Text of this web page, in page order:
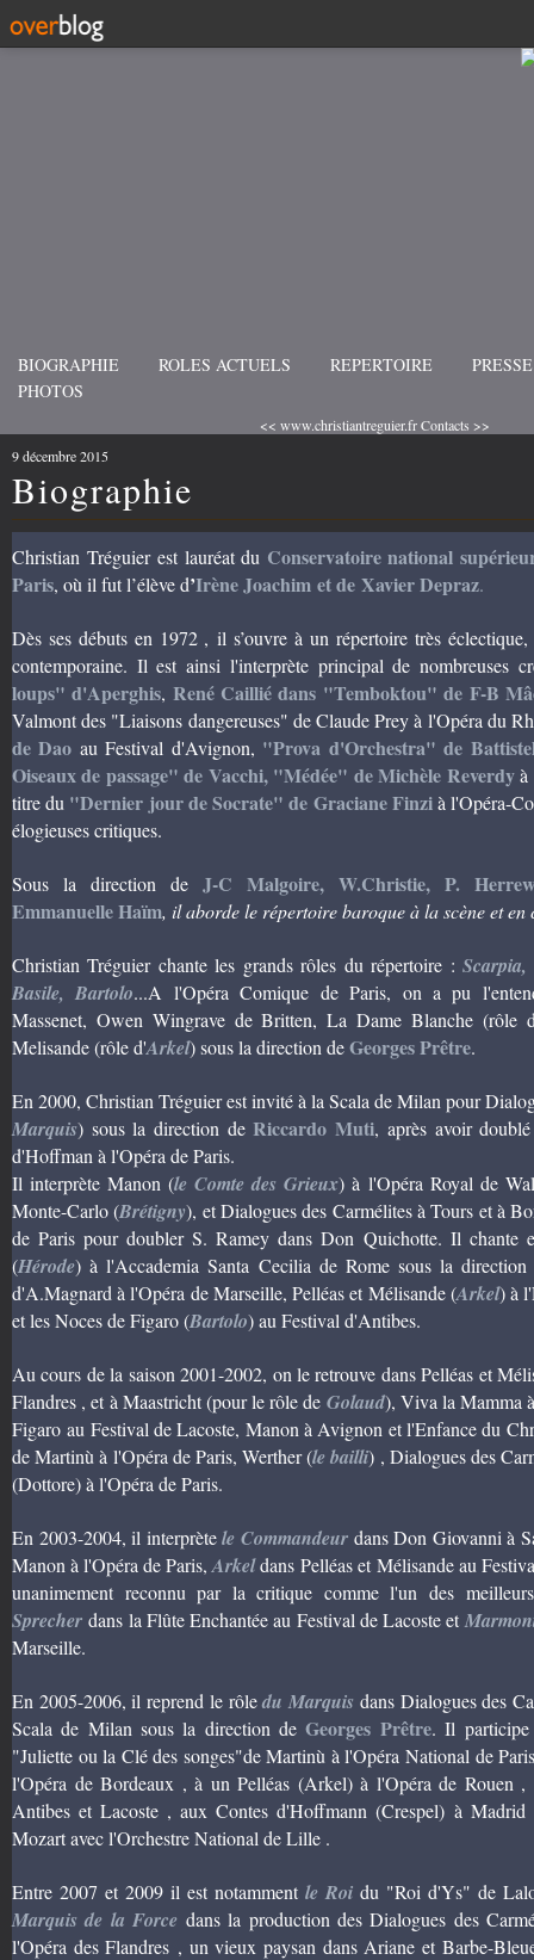
BIOGRAPHIE ROLES ACTUELS REPERTOIRE
PRESSE
PHOTOS
<< www.christiantreguier.fr Contacts >>
9 décembre 2015
Biographie
Christian Tréguier est lauréat du Conservatoire national
Paris, où il fut l’élève d’Irène Joachim et de Xavier Depraz.
Dès ses débuts en 1972 ,il s’ouvre à un répertoire très
contemporaine. Il est ainsi l'interprète principal de nombreuses
loups" d'Aperghis, René Caillié dans "Temboktou" de F-B
Valmont des "Liaisons dangereuses" de Claude Prey à l'Opéra du
de Dao au Festival d'Avignon, "Prova d'Orchestra" de
Oiseaux de passage" de Vacchi, "Médée" de Michèle Reverdyà
titre du "Dernier jour de Socrate" de Graciane Finzià l'Opéra-
élogieuses critiques.
Sous la direction de J-C Malgoire, W.Christie, P.
Emmanuelle Haïm, il aborde le répertoire baroque à la scène et en
Christian Tréguier chante les grands rôles du répertoire :
Basile, Bartolo...A l'Opéra Comique de Paris, on a pu
Massenet, Owen Wingrave de Britten, La Dame Blanche (rôle
Melisande (rôle d'Arkel) sous la direction deGeorges Prêtre.
En 2000, Christian Tréguier est invité à la Scala de Milan pour
Marquis) sous la direction deRiccardo Muti, après avoir
d'Hoffman à l'Opéra de Paris.
Il interprète Manon (le Comte des Grieux) à l'Opéra Royal de
Monte-Carlo (Brétigny), et Dialogues des Carmélites à Tours et à
de Paris pour doubler S. Ramey dans Don Quichotte. Il chante
(Hérode) à l'Accademia Santa Cecilia de Rome sous la
d'A.Magnard à l'Opéra de Marseille, Pelléas et Mélisande (Arkel) à
et les Noces de Figaro (Bartolo) au Festival d'Antibes.
Au cours de la saison 2001-2002, on le retrouve dans Pelléas et
Flandres , et à Maastricht (pour le rôle de Golaud), Viva la Mamma
Figaro au Festival de Lacoste, Manon à Avignon et l'Enfance du
de Martinù à l'Opéra de Paris, Werther (le bailli) , Dialogues des
(Dottore) à l'Opéra de Paris.
En 2003-2004, il interprètele Commandeurdans Don Giovanni à
Manon à l'Opéra de Paris,Arkeldans Pelléas et Mélisande au
unanimement reconnu par la critique comme l'un des
Sprecher dans la Flûte Enchantée au Festival de Lacoste et
Marseille.
En 2005-2006, il reprend le rôledu Marquis dans Dialogues des
Scala de Milan sous la direction deGeorges Prêtre. Il participe
"Juliette ou la Clé des songes"de Martinù à l'Opéra National de
l'Opéra de Bordeaux , à un Pelléas (Arkel) à l'Opéra de Rouen
Antibes et Lacoste , aux Contes d'Hoffmann (Crespel) à Madrid
Mozart avec l'Orchestre National de Lille .
Entre 2007 et 2009 il est notamment le Roi du "Roi d'Ys" de
Marquis de la Force dans la production des Dialogues des
l'Opéra des Flandres , un vieux paysan dans Ariane et Barbe-